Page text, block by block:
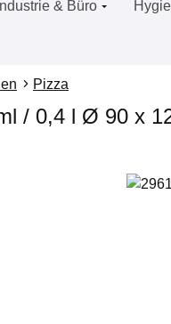
Industrie & Büro
Pizza
/ 0,4 l Ø 90 x